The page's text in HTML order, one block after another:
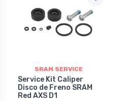
SRAM SERVICE
Service Kit Caliper
Disco de Freno SRAM
Red AXS D1